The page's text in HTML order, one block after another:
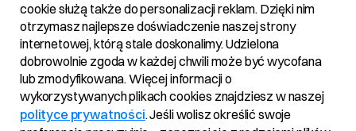
Powiadomienie o transakcjach na akcjach Spółki
Podstawa prawna:
Art. 19 ust. 3 MAR – informacja o transakcjach
wykonywanych przez osoby pełniące obowiązki
zarządcze.
cookie służą także do personalizacji reklam. Dzięki nim
otrzymasz najlepsze doświadczenie naszej strony
internetowej, którą stale doskonalimy. Udzielona
dobrowolnie zgoda w każdej chwili może być wycofana
lub zmodyfikowana. Więcej informacji o
wykorzystywanych plikach cookies znajdziesz w naszej
polityce prywatności. Jeśli wolisz określić swoje